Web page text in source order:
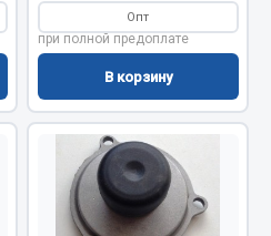
Опт
при полной предоплате
В корзину